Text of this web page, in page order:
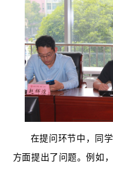
在提问环节中，同
方面提出了问题。例如